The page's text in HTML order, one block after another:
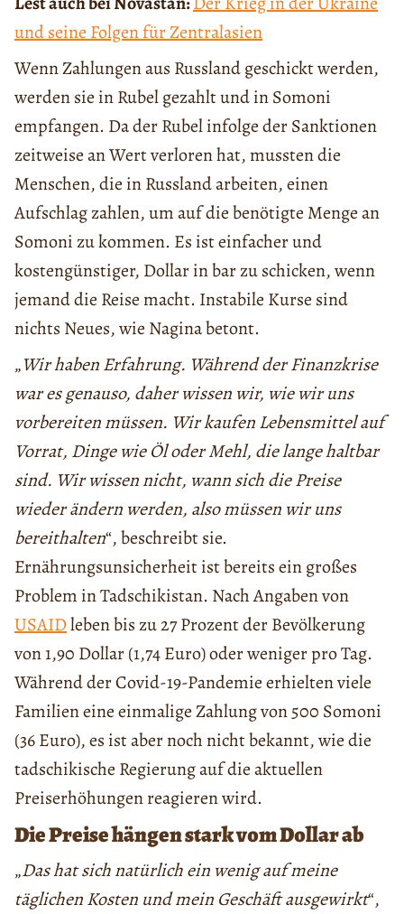
und seine Folgen für Zentralasien
Wenn Zahlungen aus Russland geschickt werden,
werden sie in Rubel gezahlt und in Somoni
empfangen. Da der Rubel infolge der Sanktionen
zeitweise an Wert verloren hat, mussten die
Menschen, die in Russland arbeiten, einen
Aufschlag zahlen, um auf die benötigte Menge an
Somoni zu kommen. Es ist einfacher und
kostengünstiger, Dollar in bar zu schicken, wenn
jemand die Reise macht. Instabile Kurse sind
nichts Neues, wie Nagina betont.
„Wir haben Erfahrung. Während der Finanzkrise
war es genauso, daher wissen wir, wie wir uns
vorbereiten müssen. Wir kaufen Lebensmittel auf
Vorrat, Dinge wie Öl oder Mehl, die lange haltbar
sind. Wir wissen nicht, wann sich die Preise
wieder ändern werden, also müssen wir uns
bereithalten“, beschreibt sie.
Ernährungsunsicherheit ist bereits ein großes
Problem in Tadschikistan. Nach Angaben von
USAIDleben bis zu 27 Prozent der Bevölkerung
von 1,90 Dollar (1,74 Euro) oder weniger pro Tag.
Während der Covid-19-Pandemie erhielten viele
Familien eine einmalige Zahlung von 500 Somoni
(36 Euro), es ist aber noch nicht bekannt, wie die
tadschikische Regierung auf die aktuellen
Preiserhöhungen reagieren wird.
Die Preise hängen stark vom Dollar ab
„Das hat sich natürlich ein wenig auf meine
täglichen Kosten und mein Geschäft ausgewirkt“,